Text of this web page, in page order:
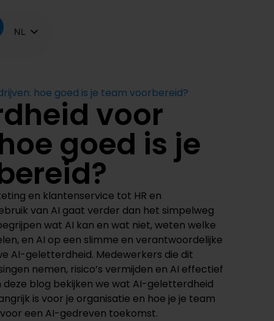
NL
hoe goed is je team voorbereid?
voor
goed is je
en klantenservice tot HR en
van AI gaat verder dan het simpelweg
wat AI kan en wat niet, weten welke
en AI op een slimme en verantwoordelijke
AI-geletterdheid. Medewerkers die dit
nemen, risico’s vermijden en AI effectief
deze blog bekijken we wat AI-geletterdheid
is voor je organisatie en hoe je je team
een AI-gedreven toekomst.